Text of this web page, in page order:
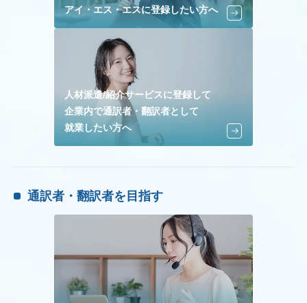
アイ・エス・エスに登録したい方へ
人材派遣/紹介サービスに登録して
企業内で通訳者・翻訳者として
就業したい方へ
通訳者・翻訳者を目指す